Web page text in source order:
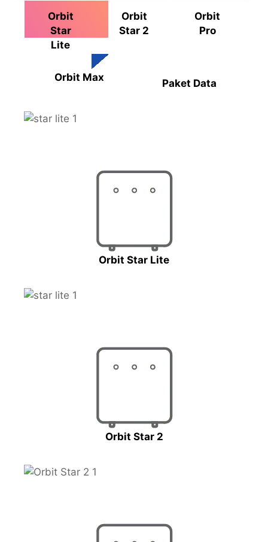
Orbit
Star
Lite
Orbit
Star 2
Orbit
Pro
Orbit Max Paket Data
Orbit Star Lite
Orbit Star 2